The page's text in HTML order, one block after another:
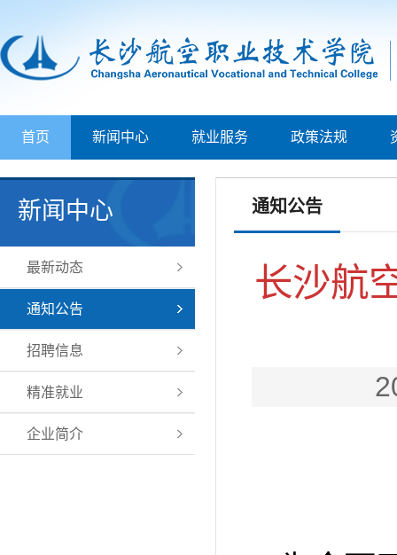
首页 新闻中心 就业服务 政策法规
新闻中心
最新动态
通知公告
招聘信息
精准就业
企业简介
通知公告
长沙航